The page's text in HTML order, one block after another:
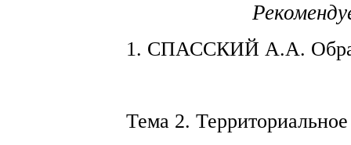
1. СПАССКИЙ А.А.
Тема 2. Территориальное